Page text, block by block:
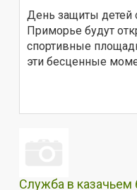
День защиты детей
Приморье будут
спортивные
эти бесценные
Служба в казачьем